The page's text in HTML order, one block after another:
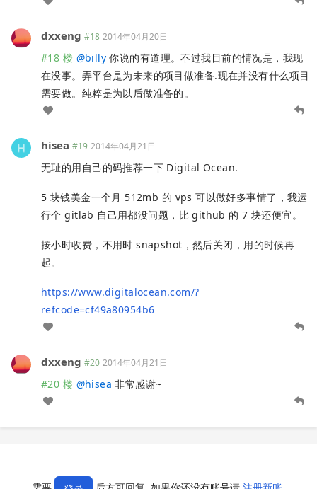
dxxeng #18 2014年04月20日
#18 楼 @billy 你说的有道理。不过我目前的情况是，我现
在没事。弄平台是为未来的项目做准备.现在并没有什么项目
需要做。纯粹是为以后做准备的。
hisea #19 2014年04月21日
无耻的用自己的码推荐一下 Digital Ocean.
5 块钱美金一个月 512mb 的 vps 可以做好多事情了，我运
行个 gitlab 自己用都没问题，比 github 的 7 块还便宜。
按小时收费，不用时 snapshot，然后关闭，用的时候再
起。
https://www.digitalocean.com/?
refcode=cf49a80954b6
dxxeng #20 2014年04月21日
#20 楼 @hisea 非常感谢~